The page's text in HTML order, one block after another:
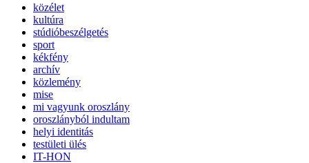
közélet
kultúra
stúdióbeszélgetés
sport
kékfény
archív
közlemény
mise
mi vagyunk oroszlány
oroszlányból indultam
helyi identitás
testületi ülés
IT-HON